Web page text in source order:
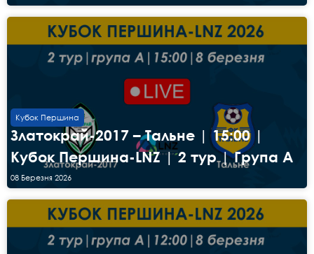
Кубок Першина
Златокрай-2017 – Тальне | 15:00 |
Кубок Першина-LNZ | 2 тур | Група А
08 Березня 2026